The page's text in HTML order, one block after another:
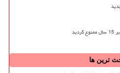
ترین ها